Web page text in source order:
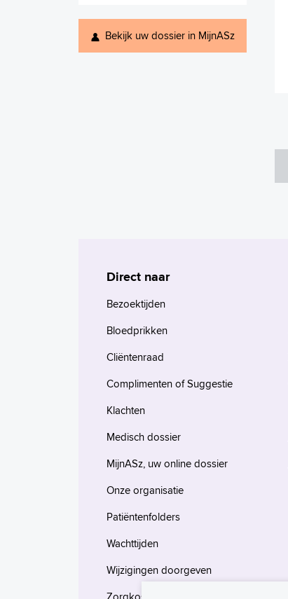
Bekijk uw dossier in MijnASz
Direct naar
Bezoektijden
Bloedprikken
Cliëntenraad
Complimenten of Suggestie
Klachten
Medisch dossier
MijnASz, uw online dossier
Onze organisatie
Patiëntenfolders
Wachttijden
Wijzigingen doorgeven